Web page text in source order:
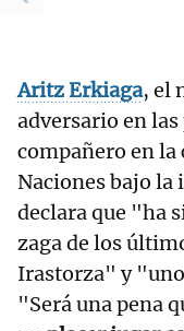
Aritz Erkiaga, el
adversario en
compañero en la
Naciones bajo la
declara que "ha
zaga de los
Irastorza" y
"Será una pena